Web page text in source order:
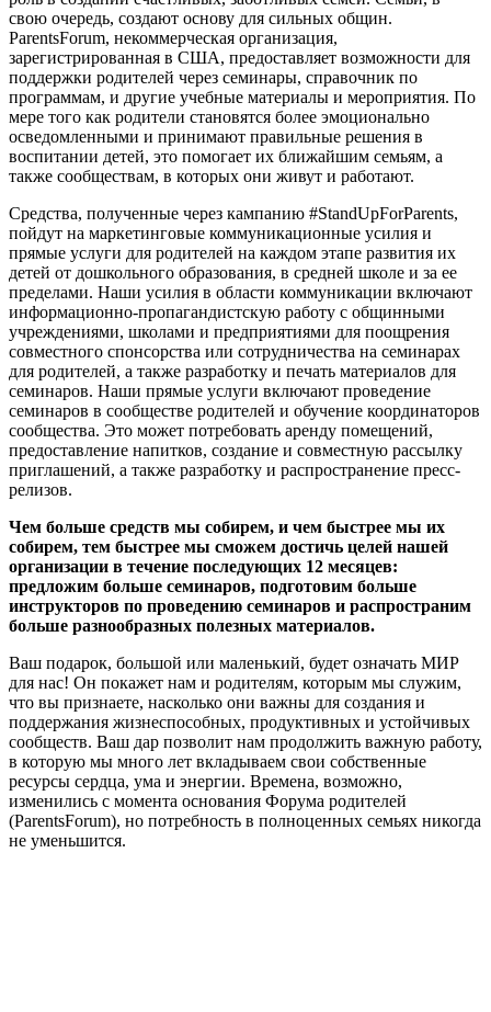
свою очередь, создают основу для сильных общин.
ParentsForum, некоммерческая организация,
зарегистрированная в США, предоставляет возможности для
поддержки родителей через семинары, справочник по
программам, и другие учебные материалы и мероприятия. По
мере того как родители становятся более эмоционально
осведомленными и принимают правильные решения в
воспитании детей, этo помогает их ближайшим семьям, а
также сообществам, в которых они живут и работают.
Средства, полученные через кампанию #StandUpForParents,
пойдут на маркетинговые коммуникационные усилия и
прямые услуги для родителей на каждом этапе развития их
детей от дошкольного образования, в средней школе и за ее
пределами. Наши усилия в области коммуникации включают
информационно-пропагандистскую работу с общинными
учреждениями, школами и предприятиями для поощрения
совместного спонсорства или сотрудничества на семинарах
для родителей, а также разработку и печать материалов для
семинаров. Наши прямые услуги включают проведение
семинаров в сообществе родителей и обучение координаторов
сообщества. Это может потребовать аренду помещений,
предоставление напитков, создание и совместную рассылку
приглашений, а также разработку и распространение пресс-
релизов.
Чем больше средств мы собирем, и чем быстрее мы их
собирем, тем быстрее мы сможем достичь целей нашей
организации в течение последующих 12 месяцев:
предложим больше семинаров, подготовим больше
инструкторов по проведению семинаров и распространим
больше разнообразных полезных материалов.
Ваш подарок, большой или маленький, будет означать МИР
для нас! Он покажет нам и родителям, которым мы служим,
что вы признаете, насколько они важны для создания и
поддержания жизнеспособных, продуктивных и устойчивых
сообществ. Ваш дар позволит нам продолжить важную работу,
в которую мы много лет вкладываем свои собственные
ресурсы сердца, ума и энергии. Времена, возможно,
изменились с момента основания Форума родителей
(ParentsForum), но потребность в полноценных семьях никогда
не уменьшится.